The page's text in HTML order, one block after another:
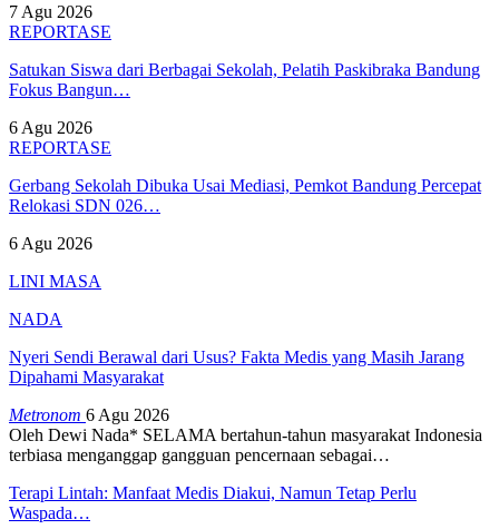
7 Agu 2026
REPORTASE
Satukan Siswa dari Berbagai Sekolah, Pelatih Paskibraka Bandung
Fokus Bangun…
6 Agu 2026
REPORTASE
Gerbang Sekolah Dibuka Usai Mediasi, Pemkot Bandung Percepat
Relokasi SDN 026…
6 Agu 2026
LINI MASA
NADA
Nyeri Sendi Berawal dari Usus? Fakta Medis yang Masih Jarang
Dipahami Masyarakat
Metronom 6 Agu 2026
Oleh Dewi Nada* SELAMA bertahun-tahun masyarakat Indonesia
terbiasa menganggap gangguan pencernaan sebagai…
Terapi Lintah: Manfaat Medis Diakui, Namun Tetap Perlu
Waspada…